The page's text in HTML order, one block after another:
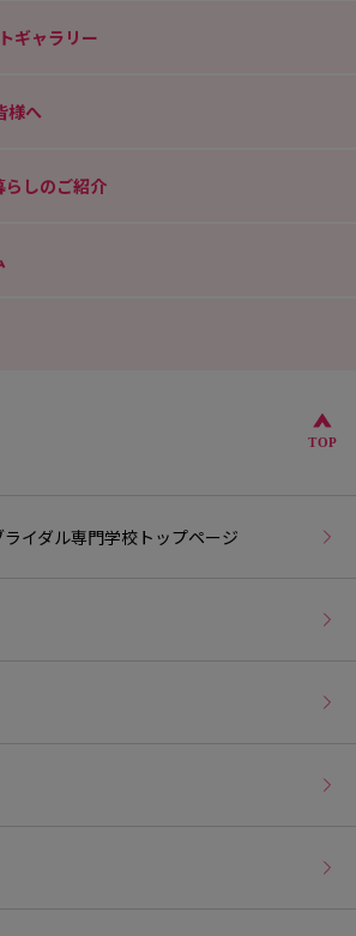
ギャラリー
様へ
しのご紹介
こ
TOP
イダル専門学校トップページ